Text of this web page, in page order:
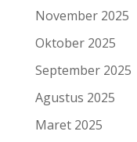
November 2025
Oktober 2025
September 2025
Agustus 2025
Maret 2025